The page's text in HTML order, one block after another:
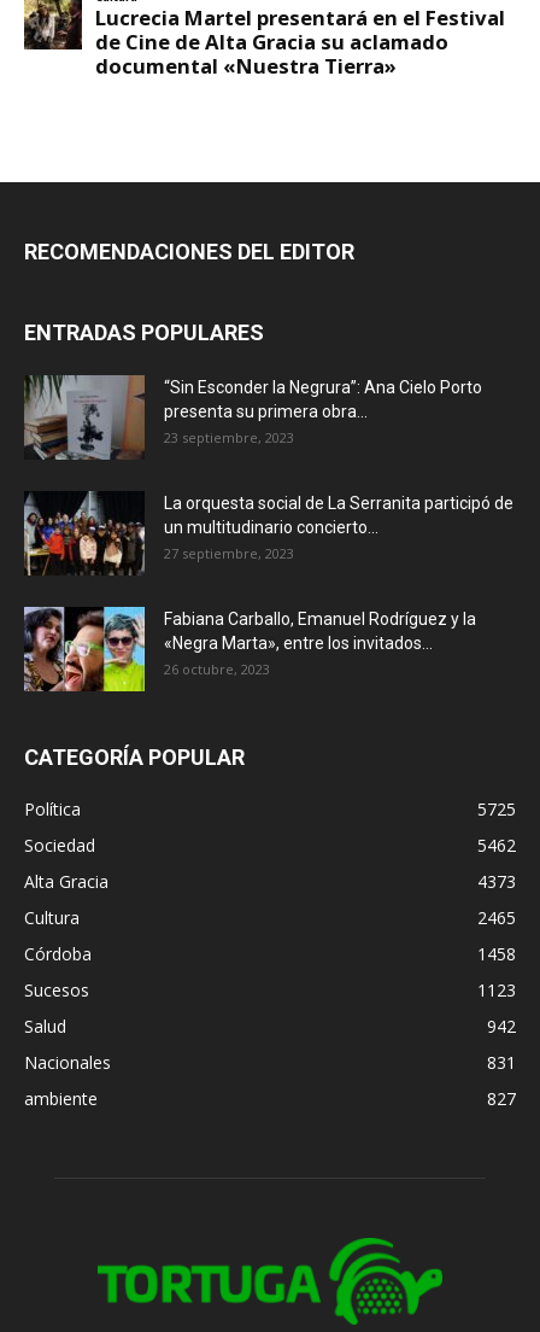
RECOMENDACIONES DEL EDITOR
ENTRADAS POPULARES
“Sin Esconder la Negrura”: Ana Cielo Porto
presenta su primera obra...
23 septiembre, 2023
La orquesta social de La Serranita participó de
un multitudinario concierto...
27 septiembre, 2023
Fabiana Carballo, Emanuel Rodríguez y la
«Negra Marta», entre los invitados...
26 octubre, 2023
CATEGORÍA POPULAR
Política
5725
Sociedad
5462
Alta Gracia
4373
Cultura
2465
Córdoba
1458
Sucesos
1123
Salud
942
Nacionales
831
ambiente
827